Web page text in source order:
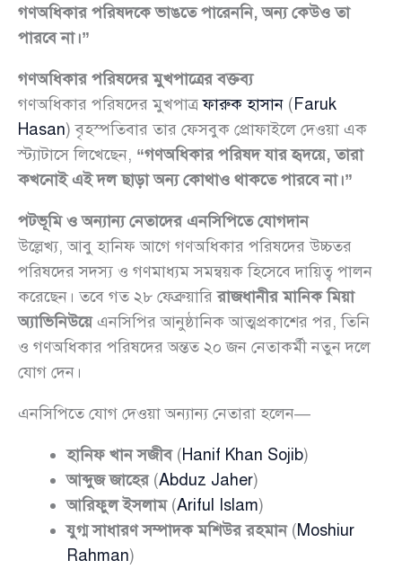
গণঅধিকার পরিষদকে ভাঙতে পারেননি, অন্য কেউও তা
পারবে না।”
গণঅধিকার পরিষদের মুখপাত্রের বক্তব্য
গণঅধিকার পরিষদের মুখপাত্রফারুক হাসান (Faruk
Hasan) বৃহস্পতিবার তার ফেসবুক প্রোফাইলে দেওয়া এক
স্ট্যাটাসে লিখেছেন, “গণঅধিকার পরিষদ যার হৃদয়ে, তারা
কখনোই এই দল ছাড়া অন্য কোথাও থাকতে পারবে না।”
পটভূমি ও অন্যান্য নেতাদের এনসিপিতে যোগদান
উল্লেখ্য, আবু হানিফ আগে গণঅধিকার পরিষদের উচ্চতর
পরিষদের সদস্য ও গণমাধ্যম সমন্বয়ক হিসেবে দায়িত্ব পালন
করেছেন। তবে গত ২৮ ফেব্রুয়ারিরাজধানীর মানিক মিয়া
অ্যাভিনিউয়েএনসিপির আনুষ্ঠানিক আত্মপ্রকাশের পর, তিনি
ও গণঅধিকার পরিষদের অন্তত ২০ জন নেতাকর্মী নতুন দলে
যোগ দেন।
এনসিপিতে যোগ দেওয়া অন্যান্য নেতারা হলেন—
হানিফ খান সজীব(Hanif Khan Sojib)
আব্দুজ জাহের(Abduz Jaher)
আরিফুল ইসলাম(Ariful Islam)
যুগ্ম সাধারণ সম্পাদক মশিউর রহমান(Moshiur
Rahman)